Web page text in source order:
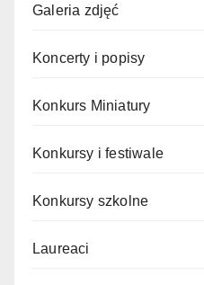
Galeria zdjęć
Koncerty i popisy
Konkurs Miniatury
Konkursy i festiwale
Konkursy szkolne
Laureaci